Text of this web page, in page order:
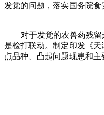
发觉的问题，落实国务院
对于发觉的农兽药残留超
是检打联动。制定印发《
点品种、凸起问题现患和